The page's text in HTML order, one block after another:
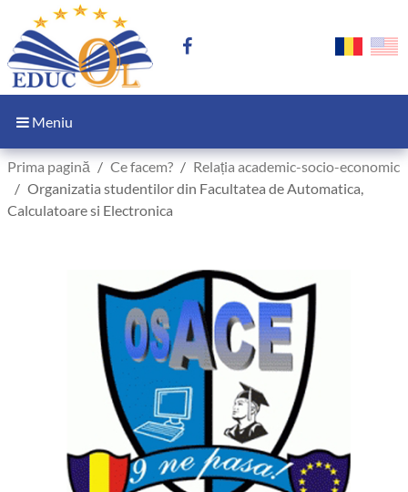
Meniu
Prima pagină Ce facem?
Relația academic-socio-economic
Organizatia studentilor din Facultatea de Automatica,
Calculatoare si Electronica